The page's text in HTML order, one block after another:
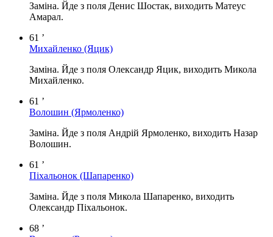
Заміна. Йде з поля Денис Шостак, виходить Матеус
Амарал.
61 ’
Михайленко (Яцик)
Заміна. Йде з поля Олександр Яцик, виходить Микола
Михайленко.
61 ’
Волошин (Ярмоленко)
Заміна. Йде з поля Андрій Ярмоленко, виходить Назар
Волошин.
61 ’
Піхальонок (Шапаренко)
Заміна. Йде з поля Микола Шапаренко, виходить
Олександр Піхальонок.
68 ’